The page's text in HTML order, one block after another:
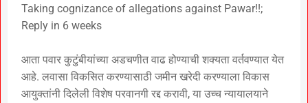
Taking cognizance of allegations against Pawar!!;
Reply in 6 weeks
आता पवार कुटुंबीयांच्या अडचणीत वाढ होण्याची शक्यता वर्तवण्यात येत
आहे. लवासा विकसित करण्यासाठी जमीन खरेदी करण्याला विकास
आयुक्तांनी दिलेली विशेष परवानगी रद्द करावी, या उच्च न्यायालयाने